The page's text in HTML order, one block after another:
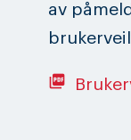
av
picture_as_pdf